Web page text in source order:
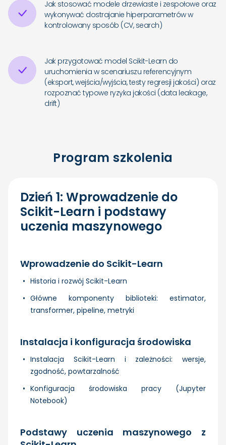
Jak stosować modele drzewiaste i zespołowe oraz
wykonywać dostrajanie hiperparametrów w
kontrolowany sposób (CV, search)
Jak przygotować model Scikit-Learn do
uruchomienia w scenariuszu referencyjnym
(eksport, wejścia/wyjścia, testy regresji jakości) oraz
rozpoznać typowe ryzyka jakości (data leakage,
drift)
Program szkolenia
Dzień 1: Wprowadzenie do
Scikit-Learn i podstawy
uczenia maszynowego
Wprowadzenie do Scikit-Learn
Historia i rozwój Scikit-Learn
Główne komponenty biblioteki: estimator,
transformer, pipeline, metryki
Instalacja i konfiguracja środowiska
Instalacja Scikit-Learn i zależności: wersje,
zgodność, powtarzalność
Konfiguracja środowiska pracy (Jupyter
Notebook)
Podstawy uczenia maszynowego z